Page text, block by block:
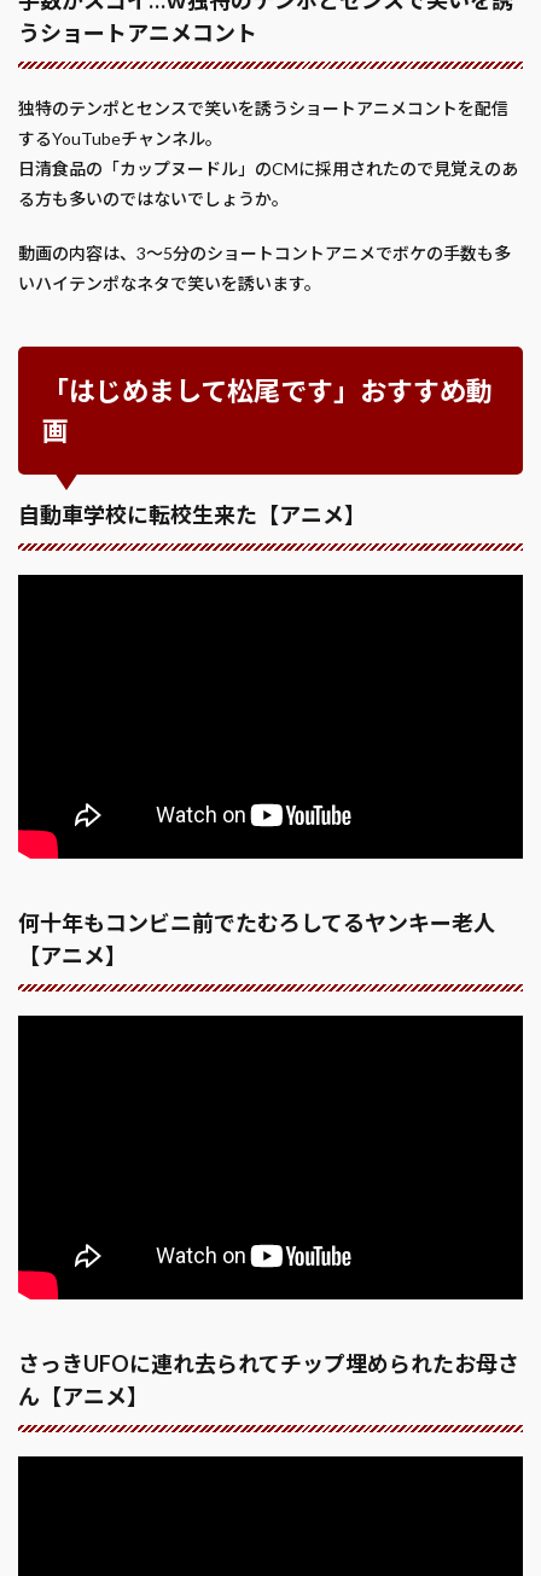
うショートアニメコント
独特のテンポとセンスで笑いを誘うショートアニメコントを配信
するYouTubeチャンネル。
日清食品の「カップヌードル」のCMに採用されたので見覚えのあ
る方も多いのではないでしょうか。
動画の内容は、3～5分のショートコントアニメでボケの手数も多
いハイテンポなネタで笑いを誘います。
「はじめまして松尾です」おすすめ動
画
自動車学校に転校生来た【アニメ】
何十年もコンビニ前でたむろしてるヤンキー老人
【アニメ】
さっきUFOに連れ去られてチップ埋められたお母さ
ん【アニメ】